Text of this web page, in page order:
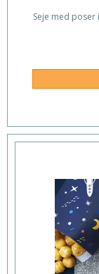
Seje med